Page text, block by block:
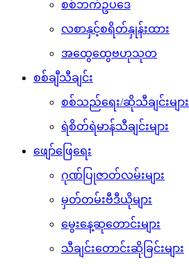
စစ်ဘက်ဥပဒေ
လစာနှင့်စရိတ်နှုန်းထား
အထွေထွေဗဟုသုတ
စစ်ချီသီချင်း
စစ်သည်ရေး/ဆိုသီချင်းများ
ရဲစိတ်ရဲမာန်သီချင်းများ
ဖျော်ဖြေရေး
ဂုဏ်ပြုဇာတ်လမ်းများ
မှတ်တမ်းဗီဒီယိုများ
မွေးနေ့ဆုတောင်းများ
သီချင်းတောင်းဆိုခြင်းများ